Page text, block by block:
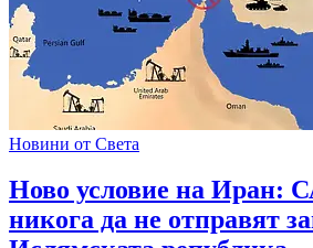
Новини от Света
Ново условие на Иран:
никога да не отправят